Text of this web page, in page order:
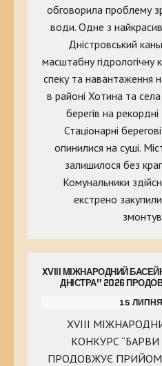
обговорила проблему
води. Одне з
Дністровський
масштабну гідрологічну
спеку та навантаження
в районі Хотина та
берегів на
Стаціонарні
опинилися на суші.
залишилося без
Комунальники
екстрено
XVIII МІЖНАРОДНИЙ
ДНІСТРА” 2026
15
XVIII
КОНКУРС “БАРВИ
ПРОДОВЖУЄ ПРИЙОМ